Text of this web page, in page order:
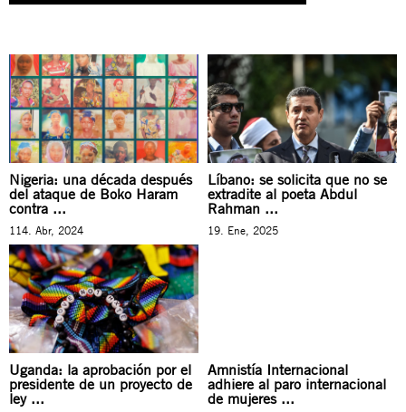
Nigeria: una década después
del ataque de Boko Haram
contra ...
114. Abr, 2024
Líbano: se solicita que no se
extradite al poeta Abdul
Rahman ...
19. Ene, 2025
Uganda: la aprobación por el
presidente de un proyecto de
ley ...
Amnistía Internacional
adhiere al paro internacional
de mujeres ...